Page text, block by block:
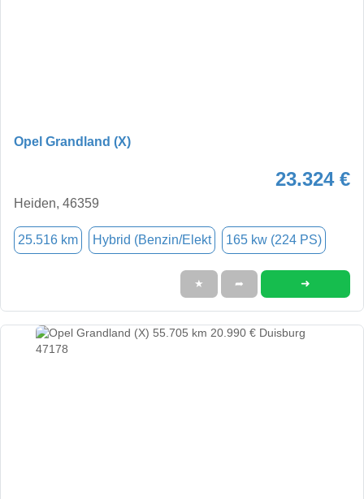
Opel Grandland (X)
23.324 €
Heiden, 46359
25.516 km Hybrid (Benzin/Elekt 165 kw (224 PS)
★ ➦ ➜